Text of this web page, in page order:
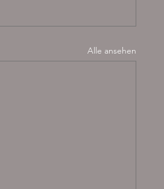
Alle ansehen